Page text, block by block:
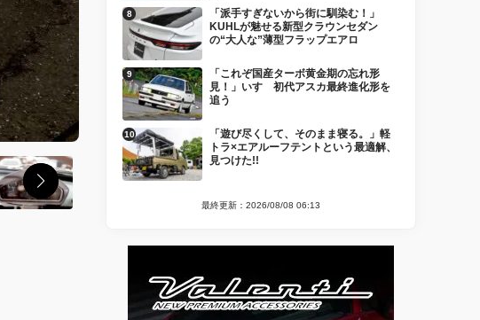
「派手すぎないから街に馴染む！」
KUHLが魅せる新型クラウンセダン
の“大人な”薄型フラップエアロ
「これぞ国産ターボ黄金期の忘れ形
見！」いすゞ初代アスカ最終進化形を
追う
「遊び尽くして、そのまま寝る。」軽
トラ×エアルーフテントという最適解、
見つけた!!
最終更新：2026/08/08 06:13